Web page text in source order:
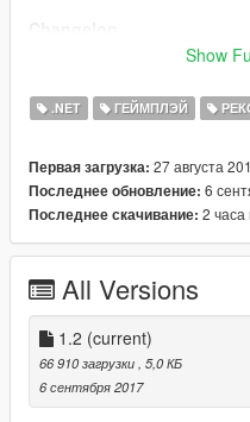
1.1
1.2
- Fixed bug when disabling
record on Rockstar Editor or
Show
.NET ГЕЙМПЛЭЙ
Первая загрузка: 27 августа
Последнее обновление: 6
Последнее скачивание: 2 часа
All Versions
1.2 (current)
66 910 загрузки , 5,0 КБ
6 сентября 2017